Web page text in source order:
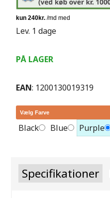
Lev. 1 dage
PÅ LAGER
EAN: 1200130019319
Vælg Farve
Black Blue Purple
Specifikationer